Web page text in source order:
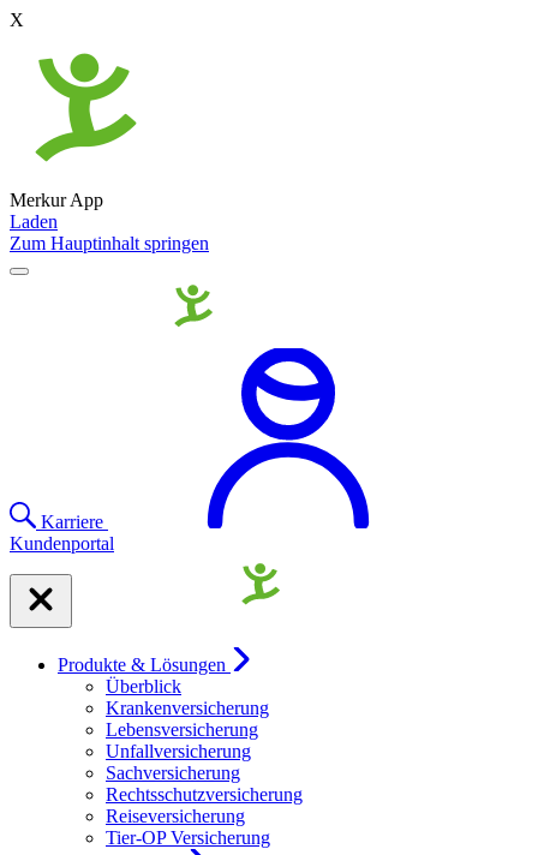
X
Merkur App
Laden
Zum Hauptinhalt springen
Karriere
Kundenportal
Produkte & Lösungen
Überblick
Krankenversicherung
Lebensversicherung
Unfallversicherung
Sachversicherung
Rechtsschutzversicherung
Reiseversicherung
Tier-OP Versicherung